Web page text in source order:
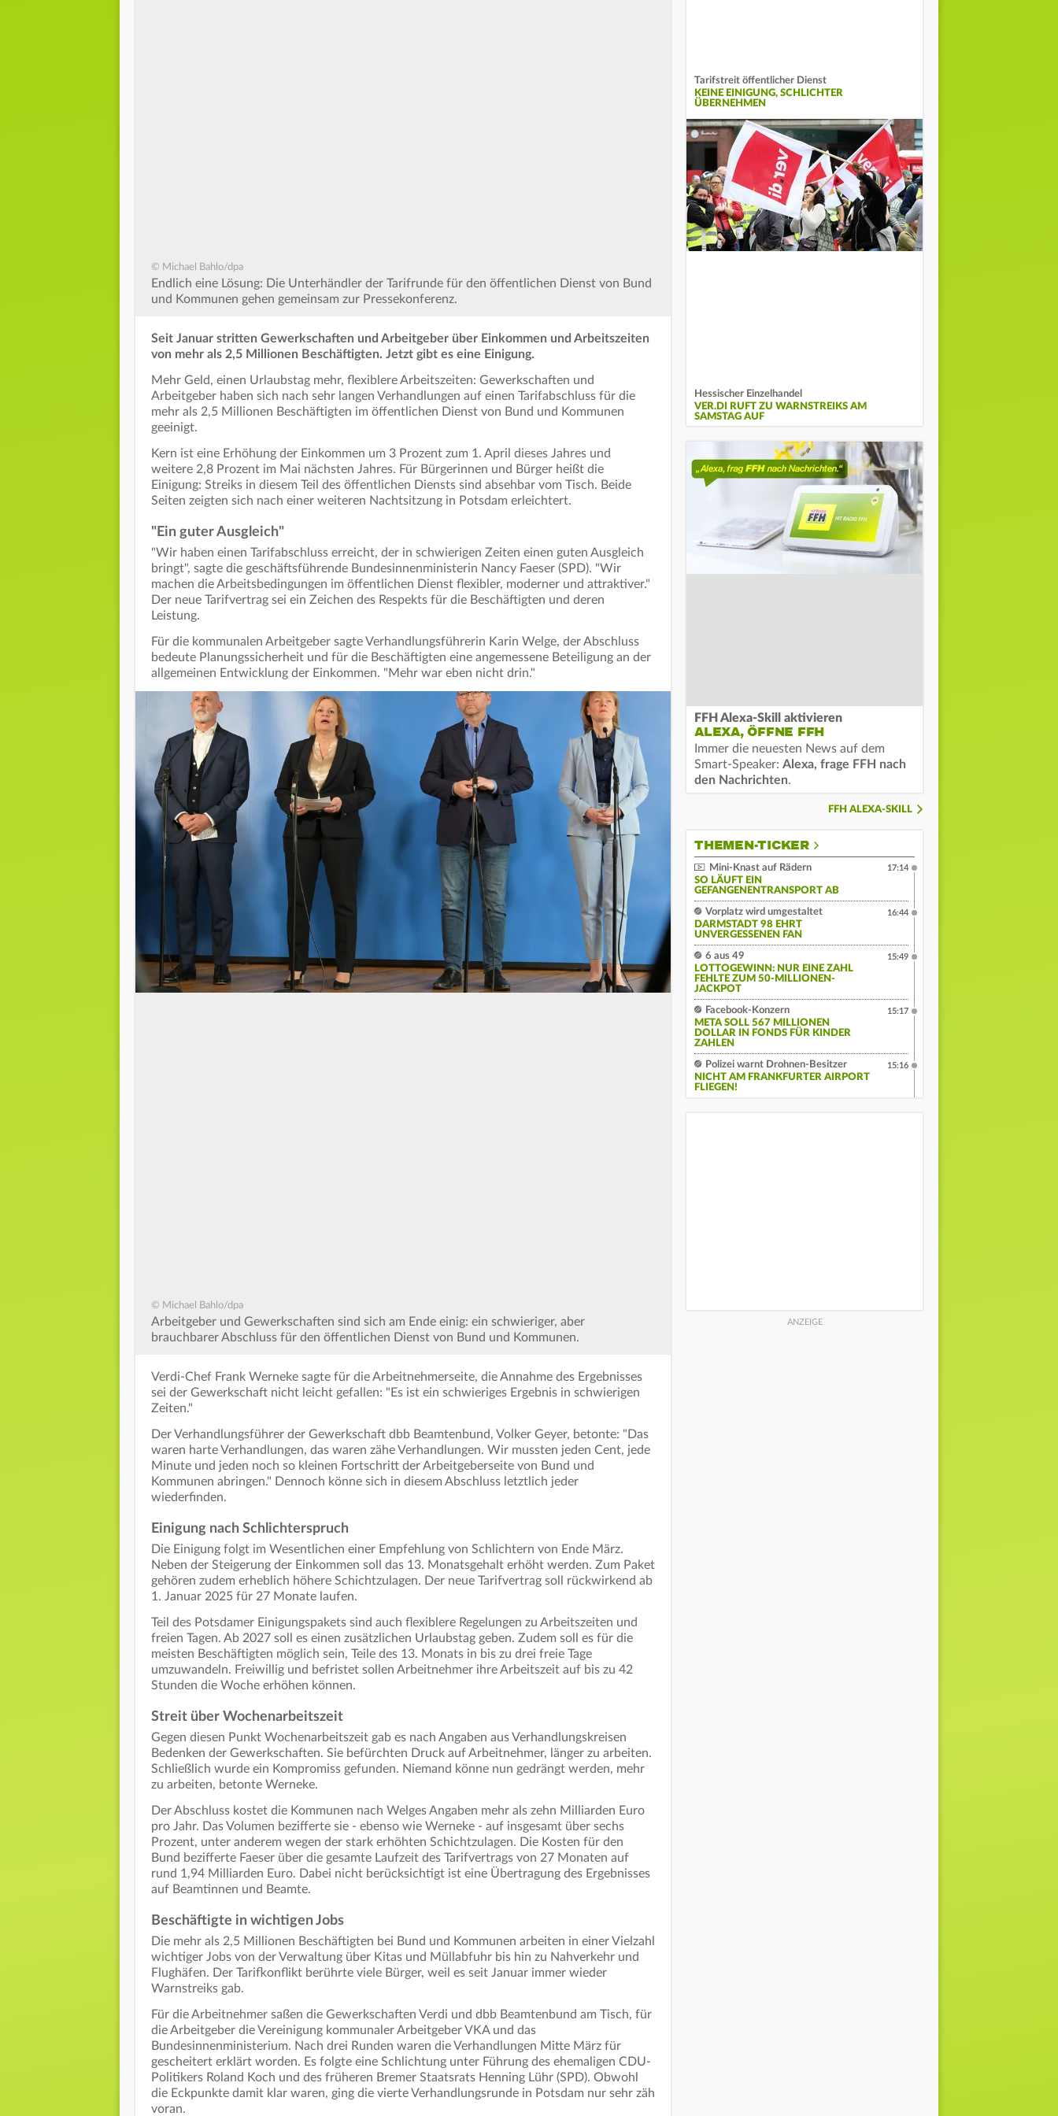
© Michael Bahlo/dpa
Endlich eine Lösung: Die Unterhändler der Tarifrunde für den öffentlichen Dienst von Bund
und Kommunen gehen gemeinsam zur Pressekonferenz.
Seit Januar stritten Gewerkschaften und Arbeitgeber über Einkommen und Arbeitszeiten
von mehr als 2,5 Millionen Beschäftigten. Jetzt gibt es eine Einigung.
Mehr Geld, einen Urlaubstag mehr, flexiblere Arbeitszeiten: Gewerkschaften und
Arbeitgeber haben sich nach sehr langen Verhandlungen auf einen Tarifabschluss für die
mehr als 2,5 Millionen Beschäftigten im öffentlichen Dienst von Bund und Kommunen
geeinigt.
Kern ist eine Erhöhung der Einkommen um 3 Prozent zum 1. April dieses Jahres und
weitere 2,8 Prozent im Mai nächsten Jahres. Für Bürgerinnen und Bürger heißt die
Einigung: Streiks in diesem Teil des öffentlichen Diensts sind absehbar vom Tisch. Beide
Seiten zeigten sich nach einer weiteren Nachtsitzung in Potsdam erleichtert.
"Ein guter Ausgleich"
"Wir haben einen Tarifabschluss erreicht, der in schwierigen Zeiten einen guten Ausgleich
bringt", sagte die geschäftsführende Bundesinnenministerin Nancy Faeser (SPD). "Wir
machen die Arbeitsbedingungen im öffentlichen Dienst flexibler, moderner und attraktiver."
Der neue Tarifvertrag sei ein Zeichen des Respekts für die Beschäftigten und deren
Leistung.
Für die kommunalen Arbeitgeber sagte Verhandlungsführerin Karin Welge, der Abschluss
bedeute Planungssicherheit und für die Beschäftigten eine angemessene Beteiligung an der
allgemeinen Entwicklung der Einkommen. "Mehr war eben nicht drin."
© Michael Bahlo/dpa
Arbeitgeber und Gewerkschaften sind sich am Ende einig: ein schwieriger, aber
brauchbarer Abschluss für den öffentlichen Dienst von Bund und Kommunen.
Verdi-Chef Frank Werneke sagte für die Arbeitnehmerseite, die Annahme des Ergebnisses
sei der Gewerkschaft nicht leicht gefallen: "Es ist ein schwieriges Ergebnis in schwierigen
Zeiten."
Der Verhandlungsführer der Gewerkschaft dbb Beamtenbund, Volker Geyer, betonte: "Das
waren harte Verhandlungen, das waren zähe Verhandlungen. Wir mussten jeden Cent, jede
Minute und jeden noch so kleinen Fortschritt der Arbeitgeberseite von Bund und
Kommunen abringen." Dennoch könne sich in diesem Abschluss letztlich jeder
wiederfinden.
Einigung nach Schlichterspruch
Die Einigung folgt im Wesentlichen einer Empfehlung von Schlichtern von Ende März.
Neben der Steigerung der Einkommen soll das 13. Monatsgehalt erhöht werden. Zum Paket
gehören zudem erheblich höhere Schichtzulagen. Der neue Tarifvertrag soll rückwirkend ab
1. Januar 2025 für 27 Monate laufen.
Teil des Potsdamer Einigungspakets sind auch flexiblere Regelungen zu Arbeitszeiten und
freien Tagen. Ab 2027 soll es einen zusätzlichen Urlaubstag geben. Zudem soll es für die
meisten Beschäftigten möglich sein, Teile des 13. Monats in bis zu drei freie Tage
umzuwandeln. Freiwillig und befristet sollen Arbeitnehmer ihre Arbeitszeit auf bis zu 42
Stunden die Woche erhöhen können.
Streit über Wochenarbeitszeit
Gegen diesen Punkt Wochenarbeitszeit gab es nach Angaben aus Verhandlungskreisen
Bedenken der Gewerkschaften. Sie befürchten Druck auf Arbeitnehmer, länger zu arbeiten.
Schließlich wurde ein Kompromiss gefunden. Niemand könne nun gedrängt werden, mehr
zu arbeiten, betonte Werneke.
Der Abschluss kostet die Kommunen nach Welges Angaben mehr als zehn Milliarden Euro
pro Jahr. Das Volumen bezifferte sie - ebenso wie Werneke - auf insgesamt über sechs
Prozent, unter anderem wegen der stark erhöhten Schichtzulagen. Die Kosten für den
Bund bezifferte Faeser über die gesamte Laufzeit des Tarifvertrags von 27 Monaten auf
rund 1,94 Milliarden Euro. Dabei nicht berücksichtigt ist eine Übertragung des Ergebnisses
auf Beamtinnen und Beamte.
Beschäftigte in wichtigen Jobs
Die mehr als 2,5 Millionen Beschäftigten bei Bund und Kommunen arbeiten in einer Vielzahl
wichtiger Jobs von der Verwaltung über Kitas und Müllabfuhr bis hin zu Nahverkehr und
Flughäfen. Der Tarifkonflikt berührte viele Bürger, weil es seit Januar immer wieder
Warnstreiks gab.
Für die Arbeitnehmer saßen die Gewerkschaften Verdi und dbb Beamtenbund am Tisch, für
die Arbeitgeber die Vereinigung kommunaler Arbeitgeber VKA und das
Bundesinnenministerium. Nach drei Runden waren die Verhandlungen Mitte März für
gescheitert erklärt worden. Es folgte eine Schlichtung unter Führung des ehemaligen CDU-
Politikers Roland Koch und des früheren Bremer Staatsrats Henning Lühr (SPD). Obwohl
die Eckpunkte damit klar waren, ging die vierte Verhandlungsrunde in Potsdam nur sehr zäh
voran.
Tarifstreit öffentlicher Dienst
KEINE EINIGUNG, SCHLICHTER
ÜBERNEHMEN
Hessischer Einzelhandel
VER.DI RUFT ZU WARNSTREIKS AM
SAMSTAG AUF
FFH Alexa-Skill aktivieren
ALEXA, ÖFFNE FFH
Immer die neuesten News auf dem
Smart-Speaker: Alexa, frage FFH nach
den Nachrichten.
FFH ALEXA-SKILL
THEMEN-TICKER
Mini-Knast auf Rädern
SO LÄUFT EIN
GEFANGENENTRANSPORT AB
17:14
Vorplatz wird umgestaltet
DARMSTADT 98 EHRT
UNVERGESSENEN FAN
16:44
6 aus 49
LOTTOGEWINN: NUR EINE ZAHL
FEHLTE ZUM 50-MILLIONEN-
JACKPOT
15:49
Facebook-Konzern
META SOLL 567 MILLIONEN
DOLLAR IN FONDS FÜR KINDER
ZAHLEN
15:17
Polizei warnt Drohnen-Besitzer
NICHT AM FRANKFURTER AIRPORT
FLIEGEN!
15:16